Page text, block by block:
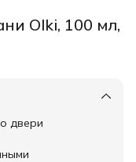
Olki, 100 мл,
двери